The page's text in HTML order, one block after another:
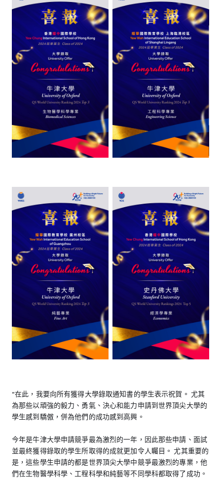
“在此，我要向所有獲得大學錄取通知書的學生表示祝賀。 尤其
為那些以頑強的毅力、勇氣、決心和能力申請到世界頂尖大學的
學生感到驕傲，併為他們的成功感到高興。
今年是牛津大學申請競爭最為激烈的一年，因此那些申請、面試
並最終獲得錄取的學生所取得的成就更加令人矚目。 尤其重要的
是，這些學生申請的都是世界頂尖大學中競爭最激烈的專業，他
們在生物醫學科學、工程科學和純藝等不同學科都取得了成功。